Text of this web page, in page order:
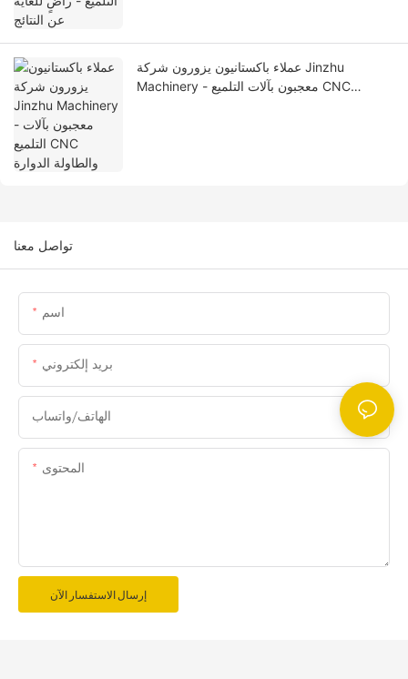
عملاء باكستانيون يزورون شركة Jinzhu
Machinery - معجبون بآلات التلميع CNC
تواصل معنا
اسم
بريد إلكتروني
الهاتف/واتساب
المحتوى
إرسال الاستفسار الآن